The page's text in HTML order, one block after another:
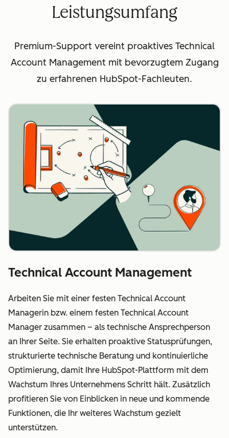
Leistungsumfang
Premium-Support vereint proaktives Technical
Account Management mit bevorzugtem Zugang
zu erfahrenen HubSpot-Fachleuten.
Technical Account Management
Arbeiten Sie mit einer festen Technical Account
Managerin bzw. einem festen Technical Account
Manager zusammen – als technische Ansprechperson
an Ihrer Seite. Sie erhalten proaktive Statusprüfungen,
strukturierte technische Beratung und kontinuierliche
Optimierung, damit Ihre HubSpot-Plattform mit dem
Wachstum Ihres Unternehmens Schritt hält. Zusätzlich
profitieren Sie von Einblicken in neue und kommende
Funktionen, die Ihr weiteres Wachstum gezielt
unterstützen.